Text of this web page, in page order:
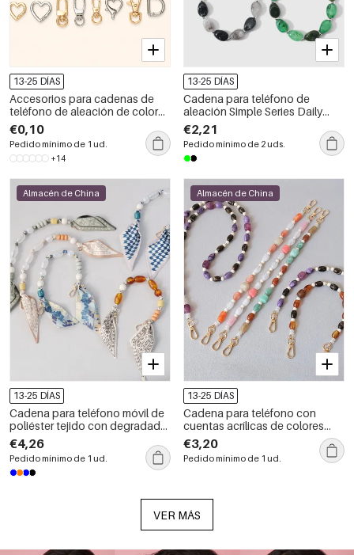
13-25 DÍAS
Accesorios para cadenas de
teléfono de aleación de color
sólido de la serie Simple Daily
€0,10
Pedido mínimo de 1 ud.
+14
13-25 DÍAS
Cadena para teléfono de
aleación Simple Series Daily
Beads
€2,21
Pedido mínimo de 2 uds.
Almacén de China
13-25 DÍAS
Cadena para teléfono móvil de
poliéster tejido con degradado
de color de la serie Simple Daily
Beads
€4,26
Pedido mínimo de 1 ud.
Almacén de China
13-25 DÍAS
Cadena para teléfono con
cuentas acrílicas de colores
variados de la serie Simple
Casual Beads
€3,20
Pedido mínimo de 1 ud.
VER MÁS